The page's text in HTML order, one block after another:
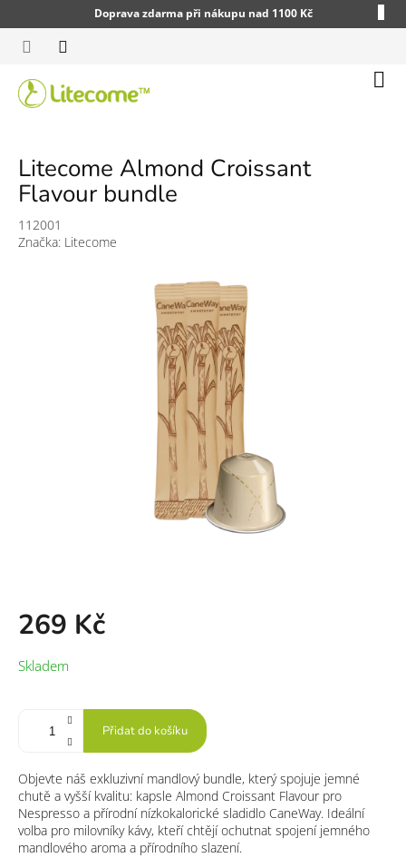
na
obsah
Doprava zdarma při nákupu nad 1100 Kč
Litecome Almond Croissant
Flavour bundle
112001
Značka: Litecome
269 Kč
Měrná
cena:
Skladem
Přidat do košíku
Objevte náš exkluzivní mandlový bundle, který spojuje jemné
chutě a vyšší kvalitu: kapsle Almond Croissant Flavour pro
Nespresso a přírodní nízkokalorické sladidlo CaneWay. Ideální
volba pro milovníky kávy, kteří chtějí ochutnat spojení jemného
mandlového aroma a přírodního slazení.